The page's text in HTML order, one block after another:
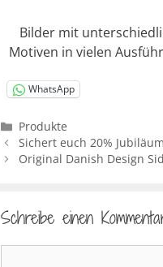
Bilder mit
Motiven in vielen
WhatsApp
Kategorien
Produkte
Sichert euch 20%
Original Danish Design
Schreibe einen